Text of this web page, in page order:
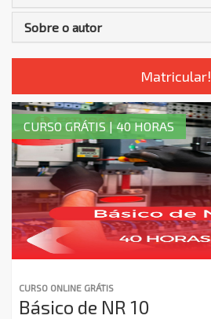
Sobre o autor
Matricular!
CURSO ONLINE GRÁTIS
Básico de NR 10
CURSO GRÁTIS | 40 HORAS